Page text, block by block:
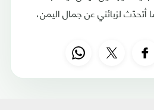
أتحدّث لزبائني عن جمال اليمن،